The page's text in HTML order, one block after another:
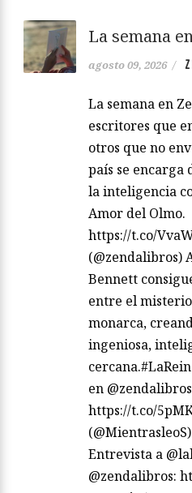
La semana
agosto 09, 2026 /
La semana en
escritores que
otros que no
país se encarga
la inteligencia
Amor del Olmo.
https://t.co/
(@zendalibros)
Bennett
entre el
monarca,
ingeniosa,
en
https://t.co/
Entrevista a
@zendalibros: